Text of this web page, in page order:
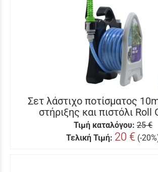
Σετ λάστιχο ποτίσματος
στήριξης και πιστόλι Roll
Τιμή καταλόγου: 25 €
Τελική Τιμή: 20 € (-